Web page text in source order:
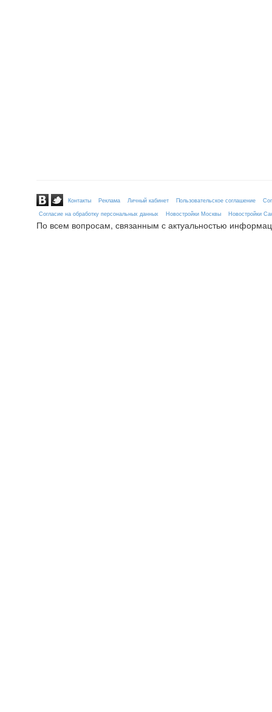
Контакты Реклама Личный кабинет Пользовательское соглашение
Согласие на обработку персональных данных
Новостройки Москвы Новостройки
По всем вопросам, связанным с актуальностью